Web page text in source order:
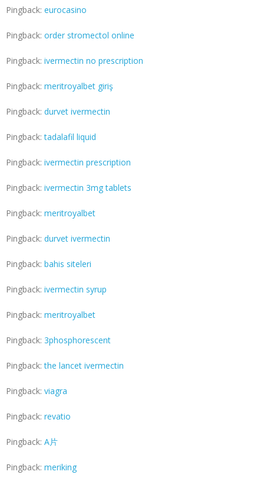
Pingback: eurocasino
Pingback: order stromectol online
Pingback: ivermectin no prescription
Pingback: meritroyalbet giriş
Pingback: durvet ivermectin
Pingback:tadalafil liquid
Pingback: ivermectin prescription
Pingback: ivermectin 3mg tablets
Pingback: meritroyalbet
Pingback: durvet ivermectin
Pingback: bahis siteleri
Pingback: ivermectin syrup
Pingback: meritroyalbet
Pingback: 3phosphorescent
Pingback:the lancet ivermectin
Pingback: viagra
Pingback: revatio
Pingback: A片
Pingback: meriking